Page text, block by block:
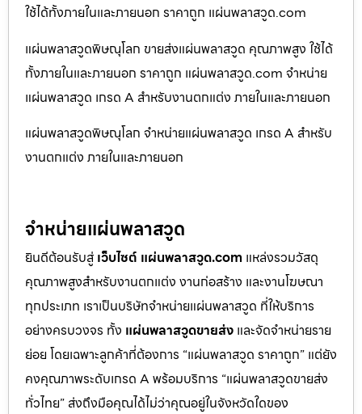
ใช้ได้ทั้งภายในและภายนอก ราคาถูก แผ่นพลาสวูด.com
แผ่นพลาสวูดพิษณุโลก ขายส่งแผ่นพลาสวูด คุณภาพสูง ใช้ได้
ทั้งภายในและภายนอก ราคาถูก แผ่นพลาสวูด.com จำหน่าย
แผ่นพลาสวูด เกรด A สำหรับงานตกแต่ง ภายในและภายนอก
แผ่นพลาสวูดพิษณุโลก จำหน่ายแผ่นพลาสวูด เกรด A สำหรับ
งานตกแต่ง ภายในและภายนอก
จำหน่ายแผ่นพลาสวูด
ยินดีต้อนรับสู่ เว็บไซต์ แผ่นพลาสวูด.com แหล่งรวมวัสดุ
คุณภาพสูงสำหรับงานตกแต่ง งานก่อสร้าง และงานโฆษณา
ทุกประเภท เราเป็นบริษัทจำหน่ายแผ่นพลาสวูด ที่ให้บริการ
อย่างครบวงจร ทั้ง แผ่นพลาสวูดขายส่ง และจัดจำหน่ายราย
ย่อย โดยเฉพาะลูกค้าที่ต้องการ “แผ่นพลาสวูด ราคาถูก” แต่ยัง
คงคุณภาพระดับเกรด A พร้อมบริการ “แผ่นพลาสวูดขายส่ง
ทั่วไทย” ส่งถึงมือคุณได้ไม่ว่าคุณอยู่ในจังหวัดใดของ